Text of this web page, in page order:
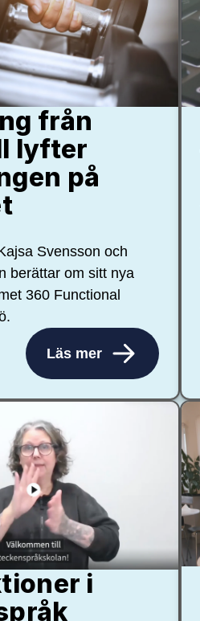
från
lyfter
på
Svensson och
berättar om sitt nya
360 Functional
Läs mer
i